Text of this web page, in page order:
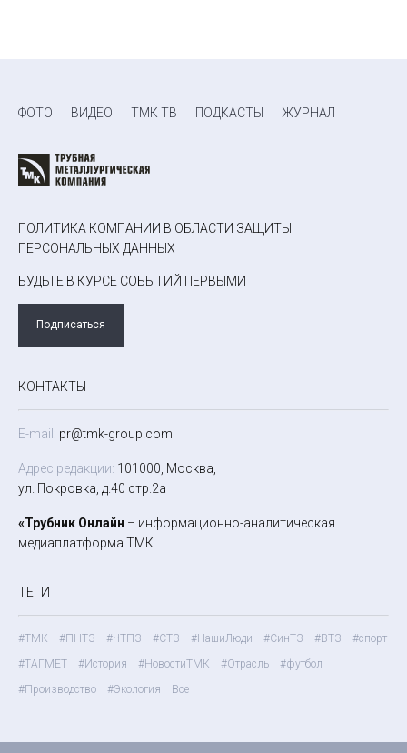
ФОТО ВИДЕО ТМК ТВ ПОДКАСТЫ ЖУРНАЛ
ПОЛИТИКА КОМПАНИИ В ОБЛАСТИ ЗАЩИТЫ
ПЕРСОНАЛЬНЫХ ДАННЫХ
БУДЬТЕ В КУРСЕ СОБЫТИЙ ПЕРВЫМИ
Подписаться
КОНТАКТЫ
E-mail: pr@tmk-group.com
Адрес редакции: 101000, Москва,
ул. Покровка, д.40 стр.2а
«Трубник Онлайн – информационно-аналитическая
медиаплатформа ТМК
ТЕГИ
#ТМК #ПНТЗ #ЧТПЗ #СТЗ #НашиЛюди #СинТЗ #ВТЗ
#спорт
#ТАГМЕТ
#История #НовостиТМК #Отрасль
#футбол
#Производство
#Экология Все